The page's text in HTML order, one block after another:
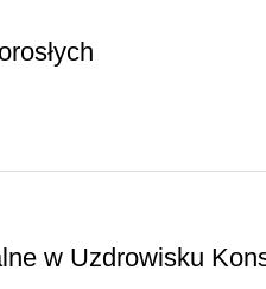
w Uzdrowisku